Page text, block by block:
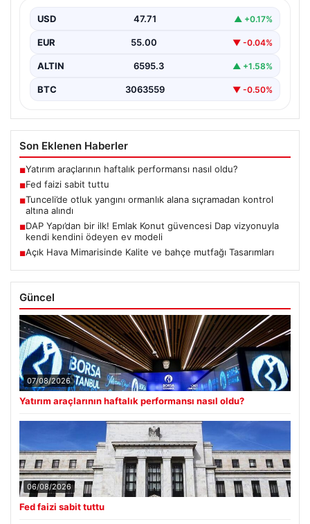
USD 47.71 ▲ +0.17%
EUR 55.00 ▼ -0.04%
ALTIN 6595.3 ▲ +1.58%
BTC 3063559 ▼ -0.50%
Son Eklenen Haberler
■Yatırım araçlarının haftalık performansı nasıl oldu?
■Fed faizi sabit tuttu
■Tunceli’de otluk yangını ormanlık alana sıçramadan kontrol
altına alındı
■DAP Yapı’dan bir ilk! Emlak Konut güvencesi Dap vizyonuyla
kendi kendini ödeyen ev modeli
■Açık Hava Mimarisinde Kalite ve bahçe mutfağı Tasarımları
Güncel
07/08/2026
Yatırım araçlarının haftalık performansı nasıl oldu?
06/08/2026
Fed faizi sabit tuttu